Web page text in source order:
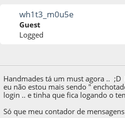
wh1t3_m0u5e
Guest
Logged
Handmades tá um must agora ..
eu não estou mais sendo "
login .. e tinha que fica logando o
Só que meu contador de